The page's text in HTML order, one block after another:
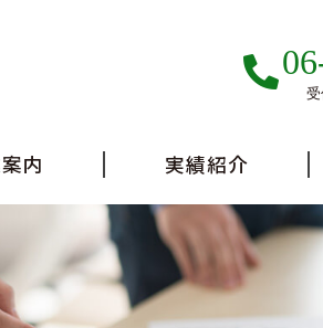
内 実績紹介